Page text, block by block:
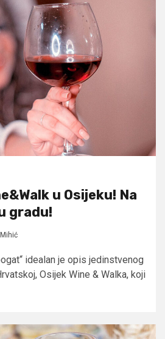
u Osijeku! Na
gradu!
idealan je opis jedinstvenog
Osijek Wine & Walka, koji